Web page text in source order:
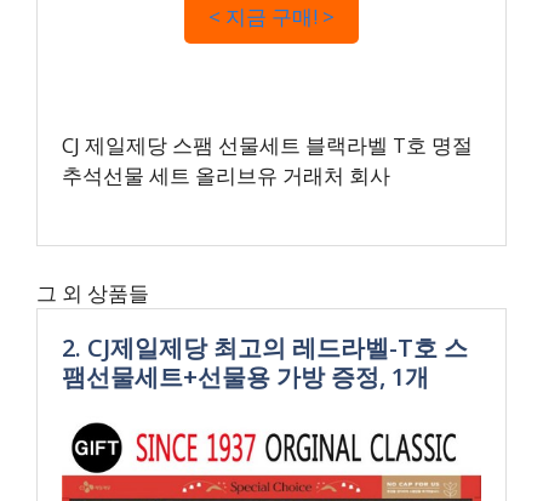
< 지금 구매! >
CJ 제일제당 스팸 선물세트 블랙라벨 T호 명절
추석선물 세트 올리브유 거래처 회사
그 외 상품들
2. CJ제일제당 최고의 레드라벨-T호 스
팸선물세트+선물용 가방 증정, 1개